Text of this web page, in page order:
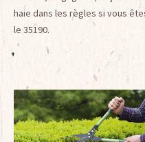
haie dans les règles si vous
le 35190.